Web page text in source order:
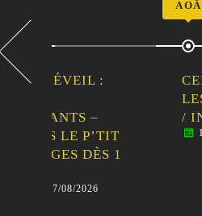
CENTRE SOCIAL
LES ATELIERS
/ INITIATION AU
DU 11/08/2026 AU